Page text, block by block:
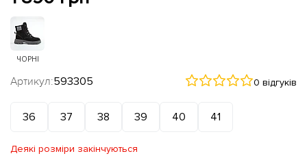
ЧОРНІ
Артикул:593305 0 відгуків
36 37 38 39 40 41
Деякі розміри закінчуються